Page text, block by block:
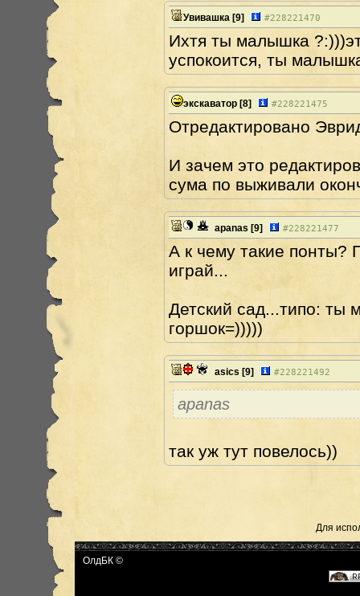
Увивашка [9] #228221470
Ихтя ты малышка
успокоится, ты
экскаватор [8] #228221475
Отредактировано
И зачем это
сума по выживали
apanas [9] #228221477
А к чему такие понты?
играй...
Детский сад...типо: ты
горшок=)))))
asics [9] #228221492
apanas
так уж тут повелось))
Для
ОлдБК ©